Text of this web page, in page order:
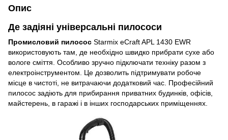
Опис
Де задіяні універсальні пилососи
Промисловий пилосос Starmix eCraft APL 1430 EWR
використовують там, де необхідно швидко прибрати сухе або
вологе сміття. Особливо зручно підключати техніку разом з
електроінструментом. Це дозволить підтримувати робоче
місце в чистоті, не витрачаючи додатковий час. Професійний
пилосос задіють для прибирання приватних будинків, офісів,
майстерень, в гаражі і в інших господарських приміщеннях.